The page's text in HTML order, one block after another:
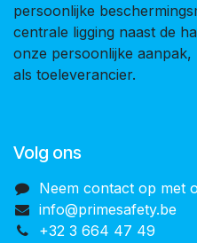
persoonlijke
centrale ligging naast de
onze persoonlijke
als toeleverancier.
Volg ons
Neem contact op met
info@primesafety.be
+32 3 664 47 49